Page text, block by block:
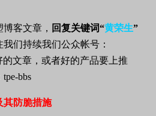
客文章， 回复关键词“黄荣生”
们持续我们公众帐号：
的文章，或者好的产品要上推
tpe-bbs
其防脆措施